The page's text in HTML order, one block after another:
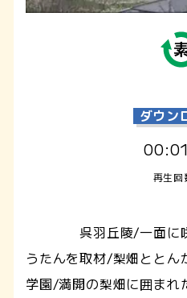
ダウン
再生回
呉羽丘陵/一面に
うたんを取材/梨畑ととん
学園/満開の梨畑に囲まれ